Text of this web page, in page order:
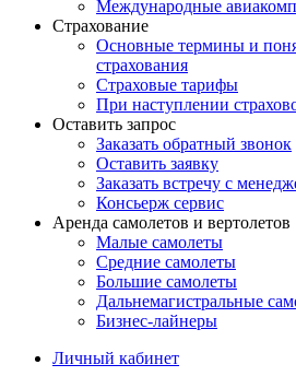
Международные
Страхование
Основные термины и
страхования
Страховые тарифы
При наступлении
Оставить запрос
Заказать обратный звонок
Оставить заявку
Заказать встречу с
Консьерж сервис
Аренда самолетов и вертолетов
Малые самолеты
Средние самолеты
Большие самолеты
Дальнемагистральные
Бизнес-лайнеры
Личный кабинет